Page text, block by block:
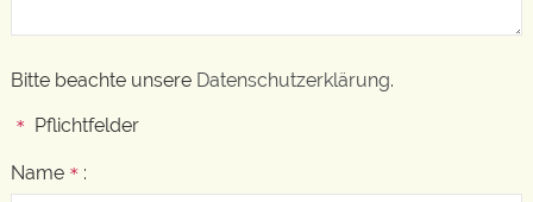
Bitte beachte unsere Datenschutzerklärung.
* Pflichtfelder
Name * :